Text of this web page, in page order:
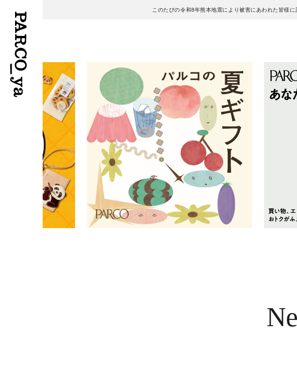
このたびの令和8年熊本地震により被害にあわれた皆様
フロアガイド
施設案内・アクセス
イベント・ポップアップ
レストラン・カフェ
TAX FREE
PARCOメンバーズ
ENGLISH
繁体字
簡体字
ภาษาไทย
日本語